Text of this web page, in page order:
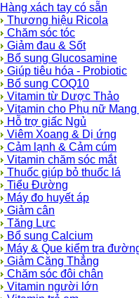
Hàng xách tay có sẵn
Thương hiệu Ricola
Chăm sóc tóc
Giảm đau & Sốt
Bổ sung Glucosamine
Giúp tiêu hóa - Probiotic
Bổ sung COQ10
Vitamin từ Dược Thảo
Vitamin cho Phụ nữ Mang
Hỗ trợ giấc Ngủ
Viêm Xoang & Dị ứng
Cảm lạnh & Cảm cúm
Vitamin chăm sóc mắt
Thuốc giúp bỏ thuốc lá
Tiểu Đường
Máy đo huyết áp
Giảm cân
Tăng Lực
Bổ sung Calcium
Máy & Que kiểm tra
Giảm Căng Thẳng
Chăm sóc đôi chân
Vitamin người lớn